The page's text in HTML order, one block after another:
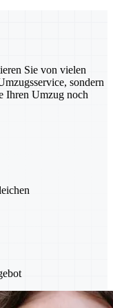
Sie von vielen
sondern
Ihren Umzug noch